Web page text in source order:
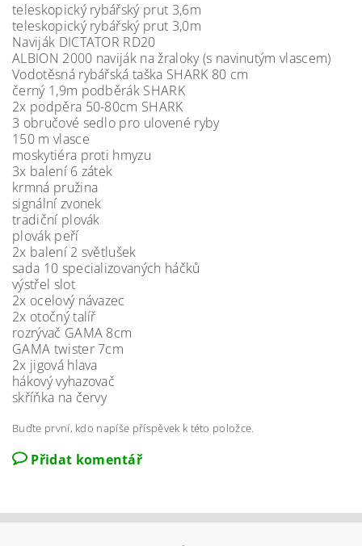
teleskopický rybářský prut 3,6m
teleskopický rybářský prut 3,0m
Naviják DICTATOR RD20
ALBION 2000 naviják na žraloky (s navinutým vlascem)
Vodotěsná rybářská taška SHARK 80 cm
černý 1,9m podběrák SHARK
2x podpěra 50-80cm SHARK
3 obručové sedlo pro ulovené ryby
150 m vlasce
moskytiéra proti hmyzu
3x balení 6 zátek
krmná pružina
signální zvonek
tradiční plovák
plovák peří
2x balení 2 světlušek
sada 10 specializovaných háčků
výstřel slot
2x ocelový návazec
2x otočný talíř
rozrývač GAMA 8cm
GAMA twister 7cm
2x jigová hlava
hákový vyhazovač
skříňka na červy
Buďte první, kdo napíše příspěvek k této položce.
Přidat komentář